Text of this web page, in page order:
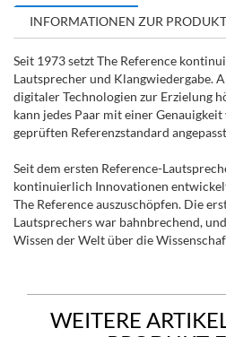
INFORMATIONEN ZUR
Seit 1973 setzt The Reference
Lautsprecher und Klangwiedergabe.
digitaler Technologien zur Erzielung
kann jedes Paar mit einer
geprüften Referenzstandard
Seit dem ersten Reference-
kontinuierlich Innovationen
The Reference auszuschöpfen. Die
Lautsprechers war bahnbrechend,
Wissen der Welt über die
WEITERE